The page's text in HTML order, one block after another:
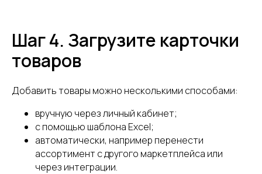
Шаг 4. Загрузите карточки
товаров
Добавить товары можно несколькими способами:
вручную через личный кабинет;
с помощью шаблона Excel;
автоматически, например перенести
ассортимент с другого маркетплейса или
через интеграции.